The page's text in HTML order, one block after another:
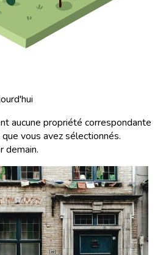
aucune propriété correspondante
vous avez sélectionnés.
demain.